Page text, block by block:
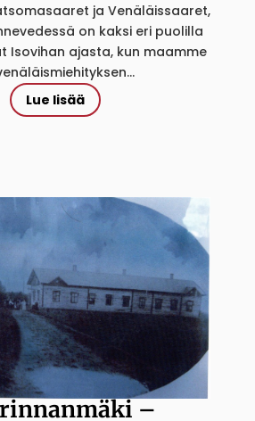
ja Venäläissaaret,
on kaksi eri puolilla
Isovihan ajasta, kun maamme
Lue lisää
–